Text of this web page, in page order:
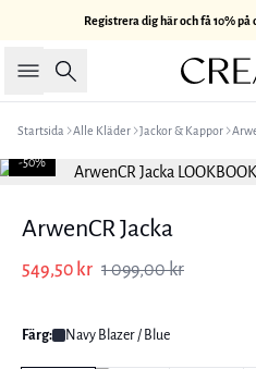
Registrera dig här och få 10%
Sök
Startsida Alle Kläder Jackor & Kappor
-50%
ArwenCR Jacka
549,50 kr 1 099,00 kr
Färg: Navy Blazer / Blue